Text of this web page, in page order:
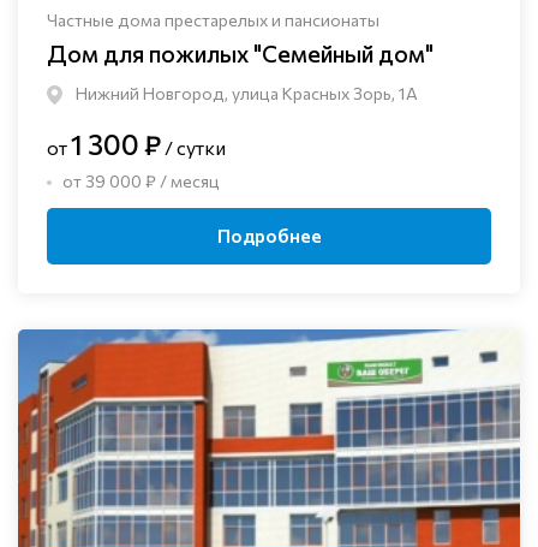
Частные дома престарелых и пансионаты
Дом для пожилых "Семейный дом"
Нижний Новгород, улица Красных Зорь, 1А
от1 300 ₽ / сутки
от 39 000 ₽ / месяц
Подробнее